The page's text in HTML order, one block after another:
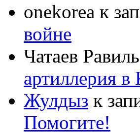
onekorea к
войне
Чатаев
артиллерия в
Жулдыз к
Помогите!